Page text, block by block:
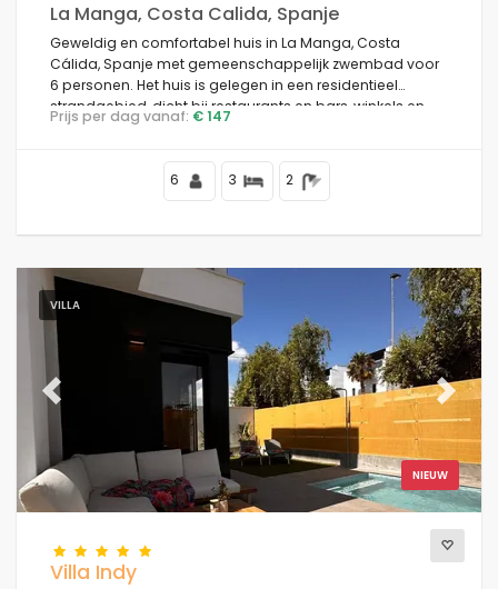
La Manga, Costa Calida, Spanje
Geweldig en comfortabel huis in La Manga, Costa
Cálida, Spanje met gemeenschappelijk zwembad voor
6 personen. Het huis is gelegen in een residentieel
strandgebied, dicht bij restaurants en bars, winkels en
supermarkten, en is 100 m van het strand.
Prijs per dag vanaf: € 147
6 3 2
VILLA
NIEUW
Previous Next
Villa Indy